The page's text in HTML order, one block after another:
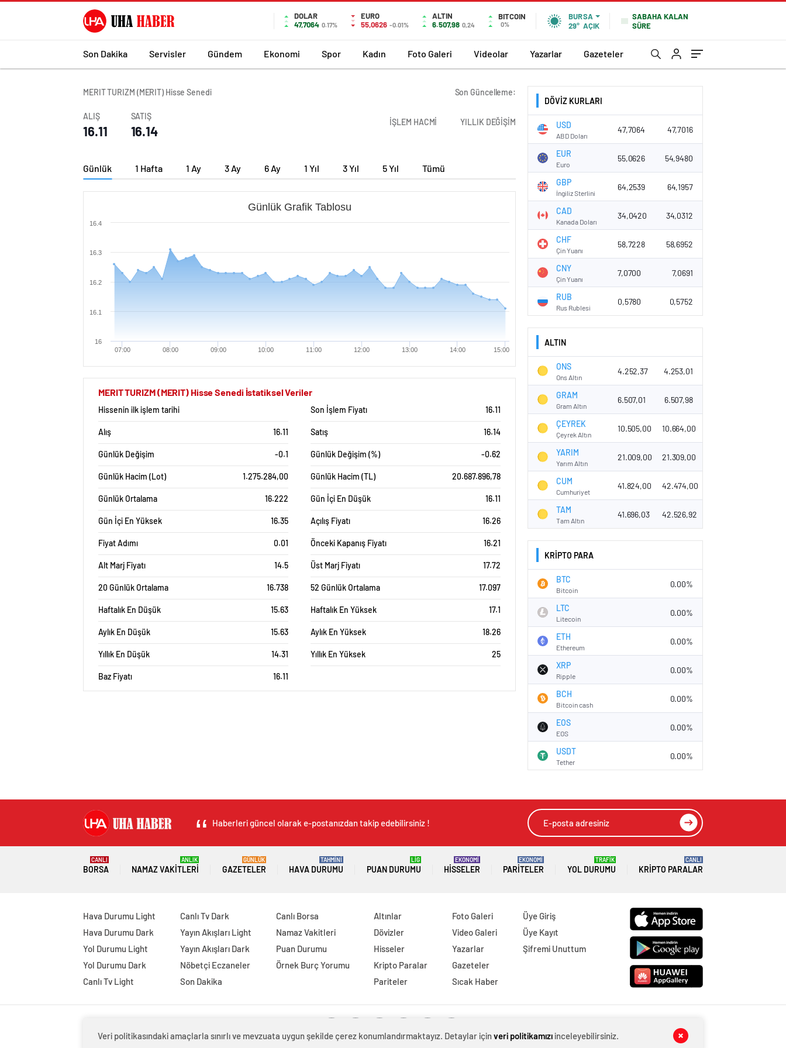
DOLAR
47,7064 0.17%
EURO
55,0626 -0.01%
ALTIN
6.507,98 0,24
BITCOIN
0%
BURSA
29° AÇIK
SABAHA KALAN
SÜRE
Son Dakika Servisler Gündem Ekonomi Spor Kadın Foto Galeri Videolar Yazarlar Gazeteler
MERIT TURIZM (MERIT) Hisse Senedi Son Güncelleme:
ALIŞ
16.11
SATIŞ
16.14
İŞLEM HACMİ YILLIK DEĞİŞİM
Günlük 1 Hafta 1 Ay 3 Ay 6 Ay 1 Yıl 3 Yıl 5 Yıl Tümü
Günlük Grafik Tablosu
07:00 08:00 09:00 10:00 11:00 12:00 13:00 14:00 15:00
16
16.1
16.2
16.3
16.4
MERIT TURIZM (MERIT) Hisse Senedi İstatiksel Veriler
Hissenin ilk işlem tarihi Son İşlem Fiyatı 16.11
Alış 16.11 Satış 16.14
Günlük Değişim -0.1 Günlük Değişim (%) -0.62
Günlük Hacim (Lot) 1.275.284,00 Günlük Hacim (TL) 20.687.896,78
Günlük Ortalama 16.222 Gün İçi En Düşük 16.11
Gün İçi En Yüksek 16.35 Açılış Fiyatı 16.26
Fiyat Adımı 0.01 Önceki Kapanış Fiyatı 16.21
Alt Marj Fiyatı 14.5 Üst Marj Fiyatı 17.72
20 Günlük Ortalama 16.738 52 Günlük Ortalama 17.097
Haftalık En Düşük 15.63 Haftalık En Yüksek 17.1
Aylık En Düşük 15.63 Aylık En Yüksek 18.26
Yıllık En Düşük 14.31 Yıllık En Yüksek 25
Baz Fiyatı 16.11
DÖVİZ KURLARI
USD
ABD Doları
47,7064 47,7016
EUR
Euro
55,0626 54,9480
GBP
İngiliz Sterlini
64,2539 64,1957
CAD
Kanada Doları
34,0420 34,0312
CHF
Çin Yuanı
58,7228 58,6952
CNY
Çin Yuanı
7,0700 7,0691
RUB
Rus Rublesi
0,5780 0,5752
ALTIN
ONS
Ons Altın
4.252,37 4.253,01
GRAM
Gram Altın
6.507,01 6.507,98
ÇEYREK
Çeyrek Altın
10.505,00 10.664,00
YARIM
Yarım Altın
21.009,00 21.309,00
CUM
Cumhuriyet
41.824,00 42.474,00
TAM
Tam Altın
41.696,03 42.526,92
KRİPTO PARA
BTC
Bitcoin
0.00%
LTC
Litecoin
0.00%
ETH
Ethereum
0.00%
XRP
Ripple
0.00%
BCH
Bitcoin cash
0.00%
EOS
EOS
0.00%
USDT
Tether
0.00%
Haberleri güncel olarak e-postanızdan takip edebilirsiniz !
BORSA
CANLI
NAMAZ VAKITLERI
ANLIK
GAZETELER
GÜNLÜK
HAVA DURUMU
TAHMİNİ
PUAN DURUMU
LİG
HISSELER
EKONOMİ
PARITELER
EKONOMİ
YOL DURUMU
TRAFİK
KRIPTO PARALAR
CANLI
Hava Durumu Light
Hava Durumu Dark
Yol Durumu Light
Yol Durumu Dark
Canlı Tv Light
Canlı Tv Dark
Yayın Akışları Light
Yayın Akışları Dark
Nöbetçi Eczaneler
Son Dakika
Canlı Borsa
Namaz Vakitleri
Puan Durumu
Örnek Burç Yorumu
Altınlar
Dövizler
Hisseler
Kripto Paralar
Pariteler
Foto Galeri
Video Galeri
Yazarlar
Gazeteler
Sıcak Haber
Üye Giriş
Üye Kayıt
Şifremi Unuttum
Veri politikasındaki amaçlarla sınırlı ve mevzuata uygun şekilde çerez konumlandırmaktayız. Detaylar için veri politikamızıinceleyebilirsiniz.